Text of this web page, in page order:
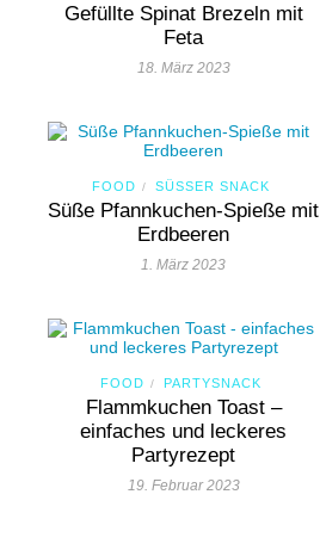
Gefüllte Spinat Brezeln mit
Feta
18. März 2023
FOOD / SÜSSER SNACK
Süße Pfannkuchen-Spieße mit
Erdbeeren
1. März 2023
FOOD / PARTYSNACK
Flammkuchen Toast –
einfaches und leckeres
Partyrezept
19. Februar 2023